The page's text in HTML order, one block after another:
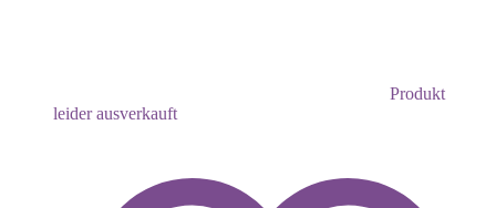
Produkt
leider ausverkauft